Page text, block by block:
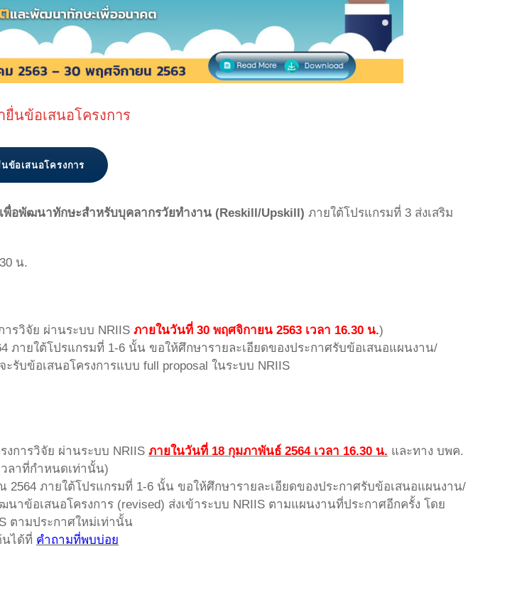
ยื่นข้อเสนอโครงการ
นข้อเสนอโครงการ
พื่อพัฒนาทักษะสำหรับบุคลากรวัยทำงาน (Reskill/Upskill) ภายใต้โปรแกรมที่ 3 ส่งเสริม
น.
รวิจัย ผ่านระบบ NRIIS ภายในวันที่ 30 พฤศจิกายน 2563 เวลา 16.30 น.)
ภายใต้โปรแกรมที่ 1-6 นั้น ขอให้ศึกษารายละเอียดของประกาศรับข้อเสนอแผนงาน/
รับข้อเสนอโครงการแบบ full proposal ในระบบ NRIIS
การวิจัย ผ่านระบบ NRIIS ภายในวันที่ 18 กุมภาพันธ์ 2564 เวลา 16.30 น. และทาง บพค.
ลาที่กำหนดเท่านั้น)
2564 ภายใต้โปรแกรมที่ 1-6 นั้น ขอให้ศึกษารายละเอียดของประกาศรับข้อเสนอแผนงาน/
าข้อเสนอโครงการ (revised) ส่งเข้าระบบ NRIIS ตามแผนงานที่ประกาศอีกครั้ง โดย
ตามประกาศใหม่เท่านั้น
นได้ที่ คำถามที่พบบ่อย